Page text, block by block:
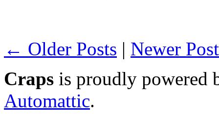
← Older Posts | Newer
Craps is proudly powered
Automattic.